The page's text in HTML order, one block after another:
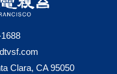
Clara, CA 95050